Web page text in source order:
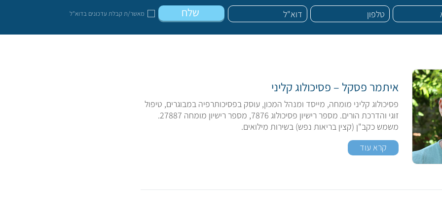
מאשר/ת קבלת עדכונים בדוא"ל שלח
איתמר פסקל – פסיכולוג קליני
פסיכולוג קליני מומחה, מייסד ומנהל המכון, עוסק בפסיכותרפיה במבוגרים, טיפול
זוגי והדרכת הורים. מספר רישיון פסיכולוג 7876, מספר רישיון מומחה 27887.
משמש כקב"ן (קצין בריאות נפש) בשירות מילואים.
קרא עוד